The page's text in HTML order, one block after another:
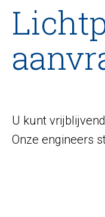
U kunt
Onze engineers